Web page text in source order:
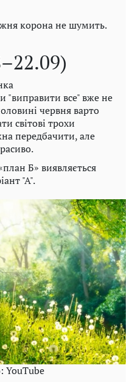
корона не шумить.
"виправити все" вже не
червня варто
світові трохи
передбачити, але
Б» виявляється
"А".
YouTube